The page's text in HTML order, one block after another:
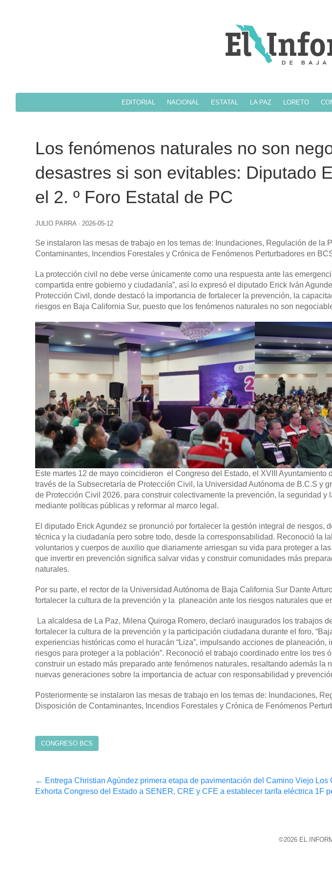
EDITORIAL NACIONAL ESTATAL LA PAZ LORETO
Los fenómenos naturales no son
desastres si son evitables: Diputado
el 2. º Foro Estatal de PC
JULIO PARRA · 2026-05-12
Se instalaron las mesas de trabajo en los temas de: Inundaciones, Regulación de la
Contaminantes, Incendios Forestales y Crónica de Fenómenos Perturbadores en
La protección civil no debe verse únicamente como una respuesta ante las
compartida entre gobierno y ciudadanía”, así lo expresó el diputado Erick Iván
Protección Civil, donde destacó la importancia de fortalecer la prevención, la
riesgos en Baja California Sur, puesto que los fenómenos naturales no son
Este martes 12 de mayo coincidieron el Congreso del Estado, el XVIII Ayuntamiento
través de la Subsecretaría de Protección Civil, la Universidad Autónoma de B.C.S y
de Protección Civil 2026, para construir colectivamente la prevención, la seguridad
mediante políticas públicas y reformar al marco legal.
El diputado Erick Agundez se pronunció por fortalecer la gestión integral de riesgos,
técnica y la ciudadanía pero sobre todo, desde la corresponsabilidad. Reconoció la
voluntarios y cuerpos de auxilio que diariamente arriesgan su vida para proteger a
que invertir en prevención significa salvar vidas y construir comunidades más
naturales.
Por su parte, el rector de la Universidad Autónoma de Baja California Sur Dante
fortalecer la cultura de la prevención y la planeación ante los riesgos naturales que
La alcaldesa de La Paz, Milena Quiroga Romero, declaró inaugurados los trabajos
fortalecer la cultura de la prevención y la participación ciudadana durante el foro,
experiencias históricas como el huracán “Liza”, impulsando acciones de planeación,
riesgos para proteger a la población”. Reconoció el trabajo coordinado entre los tres
construir un estado más preparado ante fenómenos naturales, resaltando además la
nuevas generaciones sobre la importancia de actuar con responsabilidad y
Posteriormente se instalaron las mesas de trabajo en los temas de: Inundaciones,
Disposición de Contaminantes, Incendios Forestales y Crónica de Fenómenos
CONGRESO BCS
Post
navigation
← Entrega Christian Agúndez primera etapa de pavimentación del Camino Viejo
Exhorta Congreso del Estado a SENER, CRE y CFE a establecer tarifa eléctrica 1F
©2026 EL